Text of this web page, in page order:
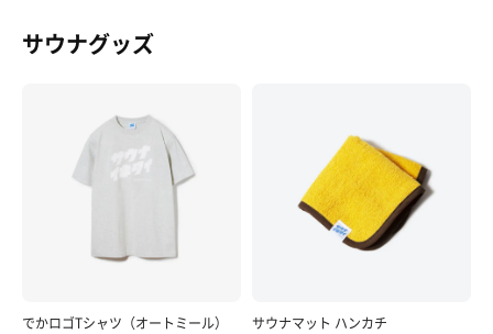
サウナグッズ
でかロゴTシャツ（オートミール） サウナマット ハンカチ